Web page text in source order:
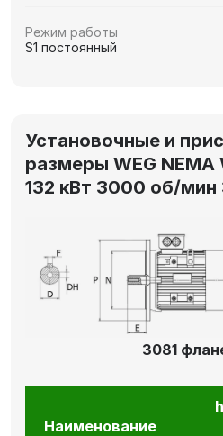
Режим работы
S1 постоянный
Установочные и
размеры WEG NEMA
132 кВт 3000 об/мин
3081
Наименование
h